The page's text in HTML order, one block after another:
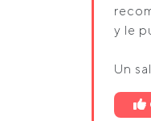
y le
Un